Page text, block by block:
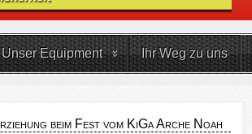
Unser Equipment Ihr Weg zu uns
beim Fest vom KiGa Arche Noah